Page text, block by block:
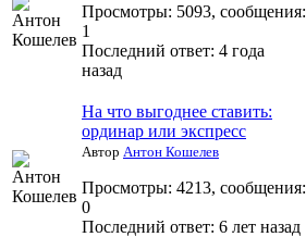
Просмотры: 5093, сообщения:
1
Последний ответ: 4 года
назад
На что выгоднее ставить:
ординар или экспресс
Автор Антон Кошелев
Просмотры: 4213, сообщения:
0
Последний ответ: 6 лет назад